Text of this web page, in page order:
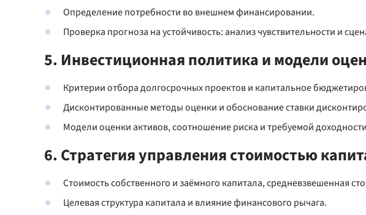
Определение потребности во внешнем финансировании.
Проверка прогноза на устойчивость: анализ чувствительности и
5. Инвестиционная политика и модели
Критерии отбора долгосрочных проектов и капитальное
Дисконтированные методы оценки и обоснование ставки
Модели оценки активов, соотношение риска и требуемой
6. Стратегия управления стоимостью
Стоимость собственного и заёмного капитала, средневзвешенная
Целевая структура капитала и влияние финансового рычага.